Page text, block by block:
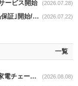
ービス開始 (2026.07.28)
アマゾンnews｜家電の延長保証｢Amazon製品保証｣開始/購入～修理Web完結 (2026.07.22)
一覧
Weekly Review｜熊本地震/店舗の営業状況と家電チェーンの支援策 (2026.08.08)